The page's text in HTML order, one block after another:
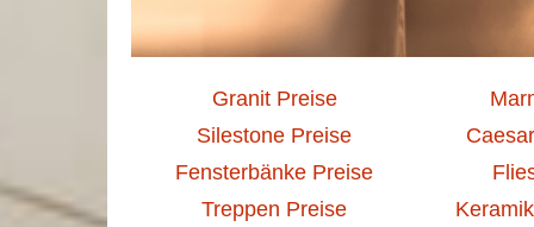
Granit Preise
Silestone Preise
Fensterbänke Preise
Treppen Preise